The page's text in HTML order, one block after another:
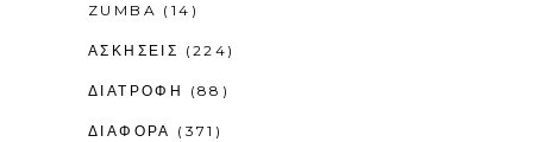
ZUMBA (14)
ΑΣΚΗΣΕΙΣ (224)
ΔΙΑΤΡΟΦΗ (88)
ΔΙΑΦΟΡΑ (371)